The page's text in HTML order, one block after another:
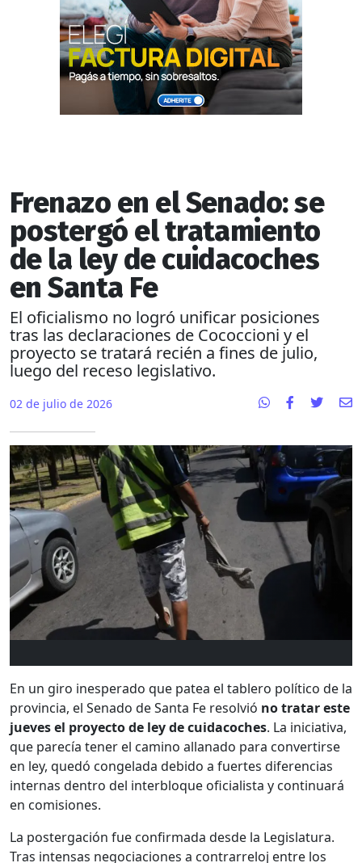
Frenazo en el Senado: se
postergó el tratamiento
de la ley de cuidacoches
en Santa Fe
El oficialismo no logró unificar posiciones
tras las declaraciones de Cococcioni y el
proyecto se tratará recién a fines de julio,
luego del receso legislativo.
02 de julio de 2026
En un giro inesperado que patea el tablero político de la
provincia, el Senado de Santa Fe resolvió no tratar este
jueves el proyecto de ley de cuidacoches. La iniciativa,
que parecía tener el camino allanado para convertirse
en ley, quedó congelada debido a fuertes diferencias
internas dentro del interbloque oficialista y continuará
en comisiones.
La postergación fue confirmada desde la Legislatura.
Tras intensas negociaciones a contrarreloj entre los